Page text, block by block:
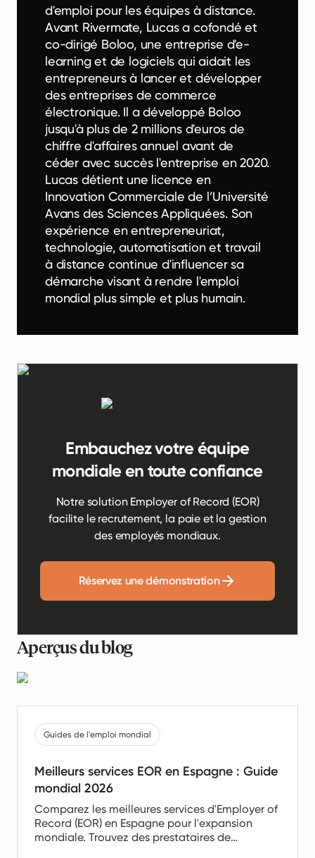
d'emploi pour les équipes à distance.
Avant Rivermate, Lucas a cofondé et
co-dirigé Boloo, une entreprise d'e-
learning et de logiciels qui aidait les
entrepreneurs à lancer et développer
des entreprises de commerce
électronique. Il a développé Boloo
jusqu'à plus de 2 millions d'euros de
chiffre d'affaires annuel avant de
céder avec succès l'entreprise en 2020.
Lucas détient une licence en
Innovation Commerciale de l’Université
Avans des Sciences Appliquées. Son
expérience en entrepreneuriat,
technologie, automatisation et travail
à distance continue d'influencer sa
démarche visant à rendre l'emploi
mondial plus simple et plus humain.
Embauchez votre équipe
mondiale en toute confiance
Notre solution Employer of Record (EOR)
facilite le recrutement, la paie et la gestion
des employés mondiaux.
Réservez une démonstration
Aperçus du blog
Guides de l'emploi mondial
Meilleurs services EOR en Espagne : Guide
mondial 2026
Comparez les meilleures services d'Employer of
Record (EOR) en Espagne pour l'expansion
mondiale. Trouvez des prestataires de